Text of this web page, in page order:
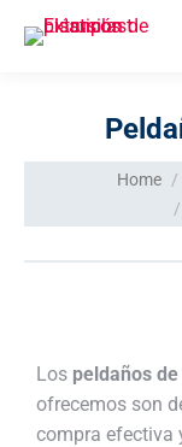
You are here:
Home
Los peldaños
ofrecemos son
compra efectiva